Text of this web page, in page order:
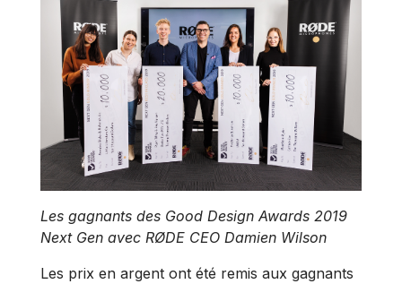
Les gagnants des Good Design Awards 2019
Next Gen avec RØDE CEO Damien Wilson
Les prix en argent ont été remis aux gagnants